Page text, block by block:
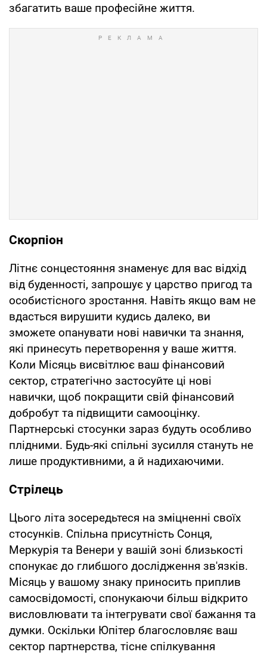
збагатить ваше професійне життя.
Скорпіон
Літнє сонцестояння знаменує для вас відхід
від буденності, запрошує у царство пригод та
особистісного зростання. Навіть якщо вам не
вдасться вирушити кудись далеко, ви
зможете опанувати нові навички та знання,
які принесуть перетворення у ваше життя.
Коли Місяць висвітлює ваш фінансовий
сектор, стратегічно застосуйте ці нові
навички, щоб покращити свій фінансовий
добробут та підвищити самооцінку.
Партнерські стосунки зараз будуть особливо
плідними. Будь-які спільні зусилля стануть не
лише продуктивними, а й надихаючими.
Стрілець
Цього літа зосередьтеся на зміцненні своїх
стосунків. Спільна присутність Сонця,
Меркурія та Венери у вашій зоні близькості
спонукає до глибшого дослідження зв'язків.
Місяць у вашому знаку приносить приплив
самосвідомості, спонукаючи більш відкрито
висловлювати та інтегрувати свої бажання та
думки. Оскільки Юпітер благословляє ваш
сектор партнерства, тісне спілкування